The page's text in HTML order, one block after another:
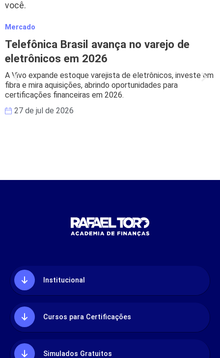
você.
Mercado
Telefônica Brasil avança no varejo de
eletrônicos em 2026
A Vivo expande estoque varejista de eletrônicos, investe em
fibra e mira aquisições, abrindo oportunidades para
certificações financeiras em 2026.
27 de jul de 2026
Institucional
Cursos para Certificações
Simulados Gratuitos